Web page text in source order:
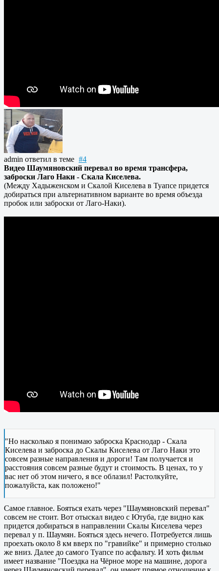
admin ответил в теме #4
Видео Шаумяновский перевал во время трансфера,
заброски Лаго Наки - Скала Киселева.
(Между Хадыженском и Скалой Киселева в Туапсе придется
добираться при альтернативном варианте во время объезда
пробок или заброски от Лаго-Наки).
"Но насколько я понимаю заброска Краснодар - Скала
Киселева и заброска до Скалы Киселева от Лаго Наки это
совсем разные направления и дороги! Там получается и
расстояния совсем разные будут и стоимость. В ценах, то у
вас нет об этом ничего, я все облазил! Растолкуйте,
пожалуйста, как положено!"
Самое главное. Бояться ехать через "Шаумяновский перевал"
совсем не стоит. Вот отыскал видео с Ютуба, где видно как
придется добираться в направлении Скалы Киселева через
перевал у п. Шаумян. Бояться здесь нечего. Потребуется лишь
проехать около 8 км вверх по "гравийке" и примерно столько
же вниз. Далее до самого Туапсе по асфальту. И хоть фильм
имеет название "Поездка на Чёрное море на машине, дорога